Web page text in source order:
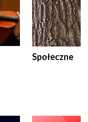
Społeczne